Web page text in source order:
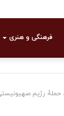
فرهنگی و هنری
حملۀ رژیم